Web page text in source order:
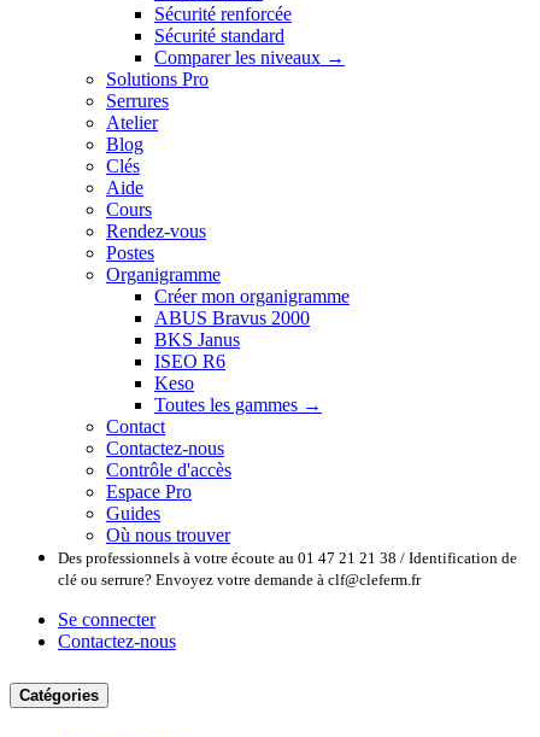
Sécurité renforcée
Sécurité standard
Comparer les niveaux →
Solutions Pro
Serrures
Atelier
Blog
Clés
Aide
Cours
Rendez-vous
Postes
Organigramme
Créer mon organigramme
ABUS Bravus 2000
BKS Janus
ISEO R6
Keso
Toutes les gammes →
Contact
Contactez-nous
Contrôle d'accès
Espace Pro
Guides
Où nous trouver
Des professionnels à votre écoute au 01 47 21 21 38 / Identification de
clé ou serrure? Envoyez votre demande à clf@cleferm.fr
Se connecter
Contactez-nous
Catégories